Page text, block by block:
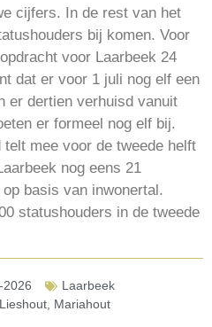
cijfers. In de rest van het
bij komen. Voor
voor Laarbeek 24
dat er voor 1 juli nog elf een
er dertien verhuisd vanuit
er formeel nog elf bij.
mee voor de tweede helft
nog eens 21
basis van inwonertal.
statushouders in de tweede
2026
Laarbeek
Lieshout, Mariahout